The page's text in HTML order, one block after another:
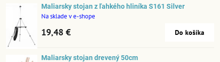
Maliarsky stojan z ľahkého hliníka S161 Silver
Na sklade v e-shope
19,48 € Do košíka
Maliarsky stojan drevený 50cm